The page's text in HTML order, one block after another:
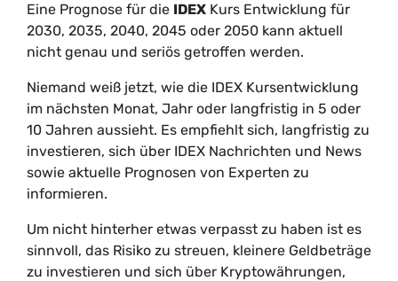
Eine Prognose für die IDEX Kurs Entwicklung für
2030, 2035, 2040, 2045 oder 2050 kann aktuell
nicht genau und seriös getroffen werden.
Niemand weiß jetzt, wie die IDEX Kursentwicklung
im nächsten Monat, Jahr oder langfristig in 5 oder
10 Jahren aussieht. Es empfiehlt sich, langfristig zu
investieren, sich über IDEX Nachrichten und News
sowie aktuelle Prognosen von Experten zu
informieren.
Um nicht hinterher etwas verpasst zu haben ist es
sinnvoll, das Risiko zu streuen, kleinere Geldbeträge
zu investieren und sich über Kryptowährungen,